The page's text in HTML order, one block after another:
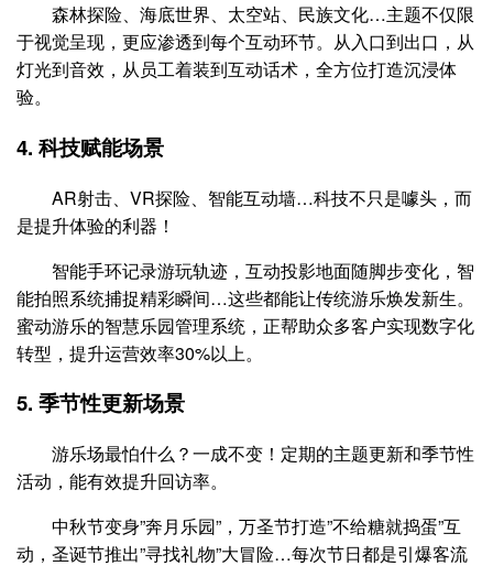
森林探险、海底世界、太空站、民族文化…主题不仅限
于视觉呈现，更应渗透到每个互动环节。从入口到出口，从
灯光到音效，从员工着装到互动话术，全方位打造沉浸体
验。
4. 科技赋能场景
AR射击、VR探险、智能互动墙…科技不只是噱头，而
是提升体验的利器！
智能手环记录游玩轨迹，互动投影地面随脚步变化，智
能拍照系统捕捉精彩瞬间…这些都能让传统游乐焕发新生。
蜜动游乐的智慧乐园管理系统，正帮助众多客户实现数字化
转型，提升运营效率30%以上。
5. 季节性更新场景
游乐场最怕什么？一成不变！定期的主题更新和季节性
活动，能有效提升回访率。
中秋节变身”奔月乐园”，万圣节打造”不给糖就捣蛋”互
动，圣诞节推出”寻找礼物”大冒险…每次节日都是引爆客流